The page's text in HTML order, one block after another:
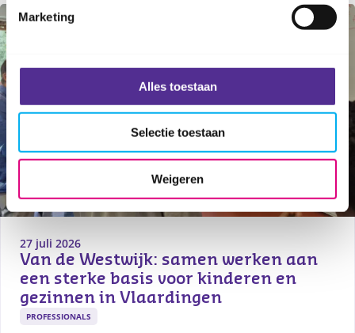
Marketing
Alles toestaan
Selectie toestaan
Weigeren
27 juli 2026
Van de Westwijk: samen werken aan
een sterke basis voor kinderen en
gezinnen in Vlaardingen
PROFESSIONALS